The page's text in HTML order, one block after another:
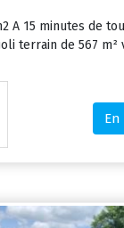
A 15 minutes de
terrain de 567 m²
En